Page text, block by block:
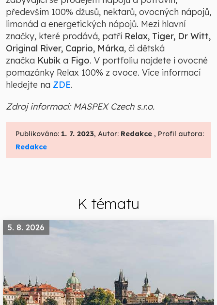
především 100% džusů, nektarů, ovocných nápojů,
limonád a energetických nápojů. Mezi hlavní
značky, které prodává, patří Relax, Tiger, Dr Witt,
Original River, Caprio, Márka, či dětská
značka Kubík a Figo. V portfoliu najdete i ovocné
pomazánky Relax 100% z ovoce. Více informací
hledejte na ZDE.
Zdroj informací: MASPEX Czech s.r.o.
Publikováno: 1. 7. 2023, Autor: Redakce , Profil autora:
Redakce
K tématu
5. 8. 2026